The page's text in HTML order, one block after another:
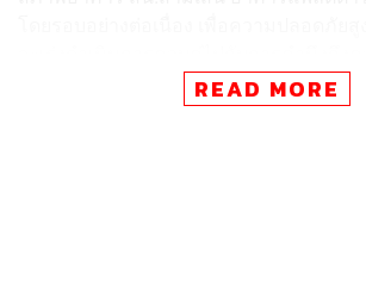
อย่างต่อเนื่อง เพื่อเร่งคืนสภาพพื้นผิวการจ
สภาวะปกติโดยเร็วที่สุด
READ MORE